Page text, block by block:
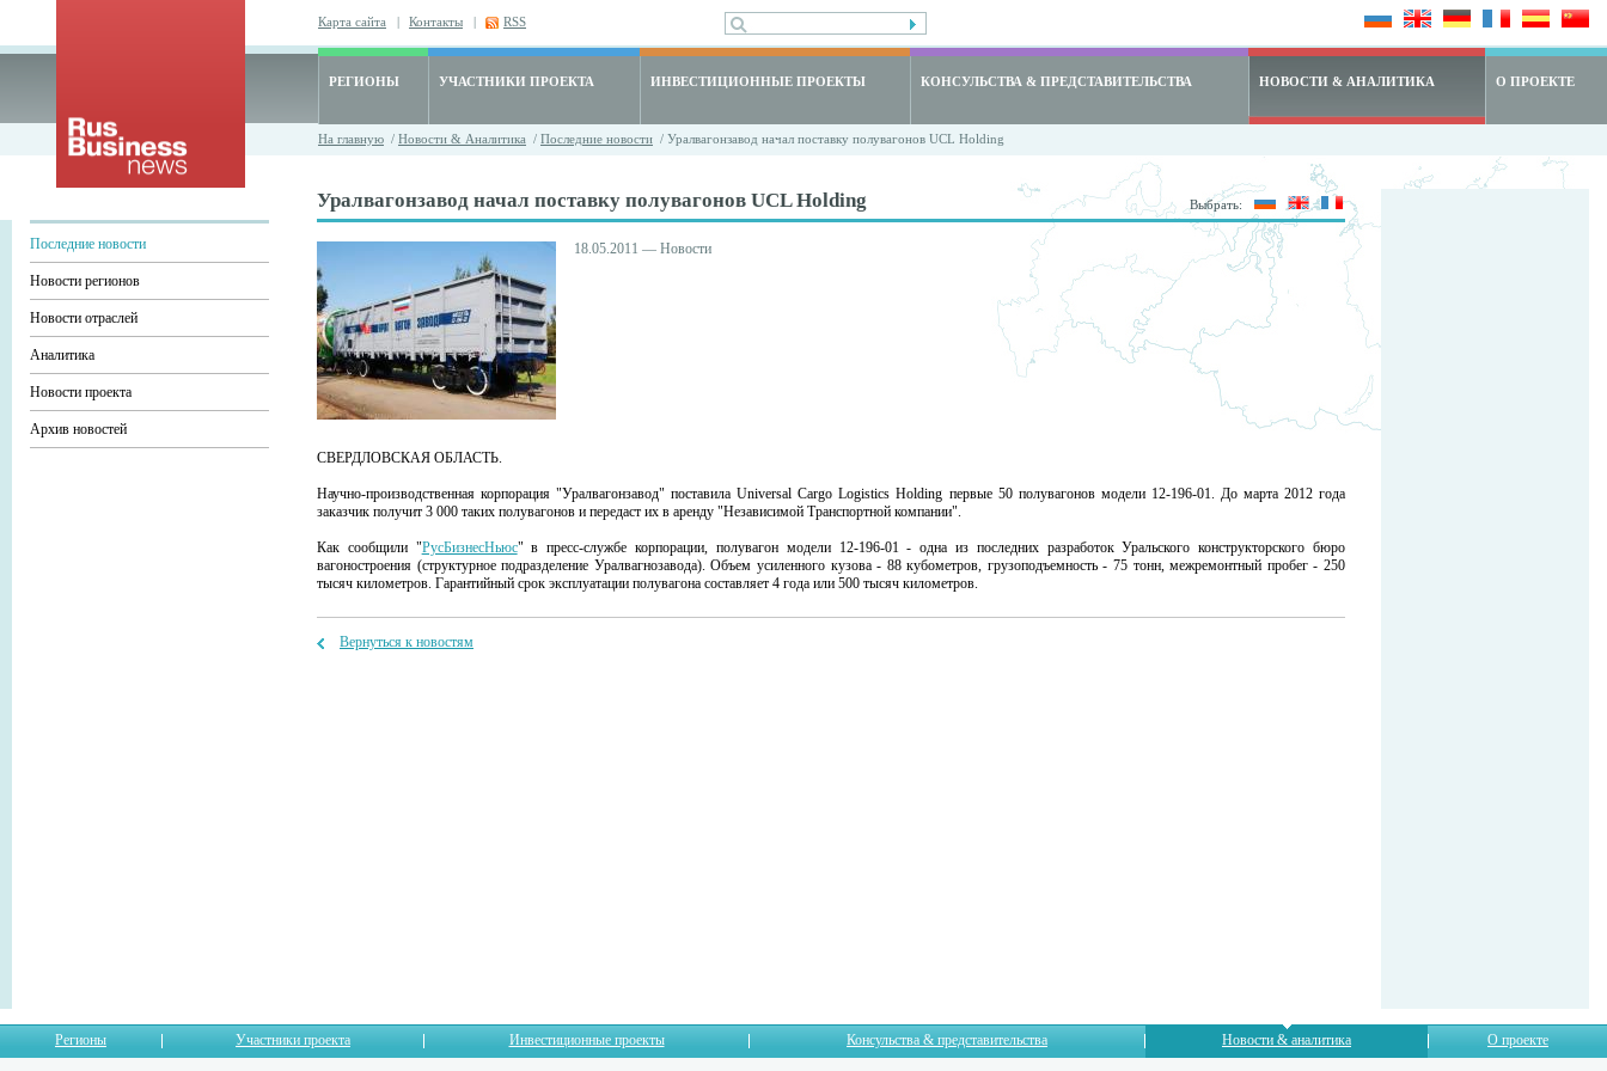
Карта сайта | Контакты | RSS
РЕГИОНЫ УЧАСТНИКИ ПРОЕКТА ИНВЕСТИЦИОННЫЕ ПРОЕКТЫ КОНСУЛЬСТВА & ПРЕДСТАВИТЕЛЬСТВА НОВОСТИ & АНАЛИТИКА О ПРОЕКТЕ
На главную / Новости & Аналитика / Последние новости / Уралвагонзавод начал поставку полувагонов UCL Holding
Выбрать:
Последние новости
Новости регионов
Новости отраслей
Аналитика
Новости проекта
Архив новостей
Уралвагонзавод начал поставку полувагонов UCL Holding
18.05.2011 — Новости
СВЕРДЛОВСКАЯ ОБЛАСТЬ.
Научно-производственная корпорация "Уралвагонзавод" поставила Universal Cargo Logistics Holding первые 50 полувагонов модели 12-196-01. До марта 2012 года
заказчик получит 3 000 таких полувагонов и передаст их в аренду "Независимой Транспортной компании".
Как сообщили "РусБизнесНьюс" в пресс-службе корпорации, полувагон модели 12-196-01 - одна из последних разработок Уральского конструкторского бюро
вагоностроения (структурное подразделение Уралвагнозавода). Объем усиленного кузова - 88 кубометров, грузоподъемность - 75 тонн, межремонтный пробег - 250
тысяч километров. Гарантийный срок эксплуатации полувагона составляет 4 года или 500 тысяч километров.
Вернуться к новостям
Регионы Участники проекта Инвестиционные проекты Консульства & представительства Новости & аналитика О проекте